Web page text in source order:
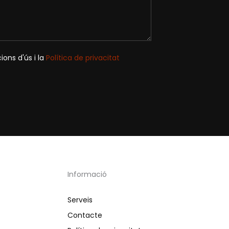
d'ús i la Política de privacitat
Informació
Serveis
Contacte